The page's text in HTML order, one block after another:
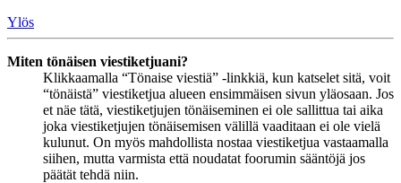
Ylös
Miten tönäisen viestiketjuani?
Klikkaamalla “Tönaise viestiä” -linkkiä, kun katselet sitä, voit
“tönäistä” viestiketjua alueen ensimmäisen sivun yläosaan. Jos
et näe tätä, viestiketjujen tönäiseminen ei ole sallittua tai aika
joka viestiketjujen tönäisemisen välillä vaaditaan ei ole vielä
kulunut. On myös mahdollista nostaa viestiketjua vastaamalla
siihen, mutta varmista että noudatat foorumin sääntöjä jos
päätät tehdä niin.